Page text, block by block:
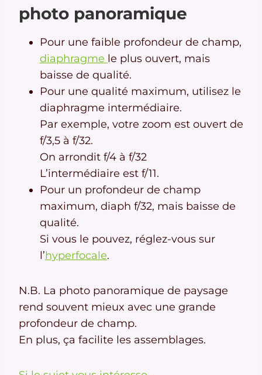
photo panoramique
Pour une faible profondeur de champ,
diaphragme le plus ouvert, mais
baisse de qualité.
Pour une qualité maximum, utilisez le
diaphragme intermédiaire.
Par exemple, votre zoom est ouvert de
f/3,5 à f/32.
On arrondit f/4 à f/32
L’intermédiaire est f/11.
Pour un profondeur de champ
maximum, diaph f/32, mais baisse de
qualité.
Si vous le pouvez, réglez-vous sur
l’hyperfocale.
N.B. La photo panoramique de paysage
rend souvent mieux avec une grande
profondeur de champ.
En plus, ça facilite les assemblages.